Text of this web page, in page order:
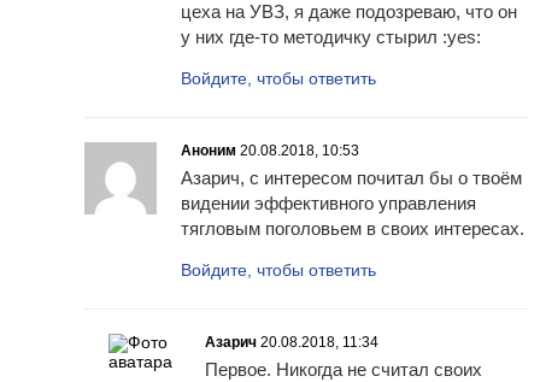
цеха на УВЗ, я даже подозреваю, что он
у них где-то методичку стырил :yes:
Войдите, чтобы ответить
Аноним 20.08.2018, 10:53
Азарич, с интересом почитал бы о твоём
видении эффективного управления
тягловым поголовьем в своих интересах.
Войдите, чтобы ответить
Азарич 20.08.2018, 11:34
Первое. Никогда не считал своих